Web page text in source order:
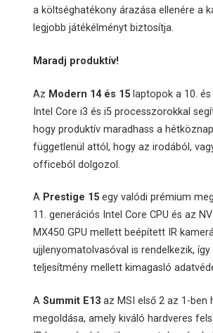
a költséghatékony árazása ellenére a
legjobb játékélményt biztosítja.
Maradj produktív!
Az Modern 14 és 15 laptopok a 10.
Intel Core i3 és i5 processzorokkal
hogy produktív maradhass a
függetlenül attól, hogy az irodából,
officeból dolgozol.
A Prestige 15 egy valódi prémium
11. generációs Intel Core CPU és az
MX450 GPU mellett beépített IR
ujjlenyomatolvasóval is rendelkezik, így
teljesítmény mellett kimagasló
ASummit E13 az MSI első 2 az 1-ben
megoldása, amely kiváló hardveres